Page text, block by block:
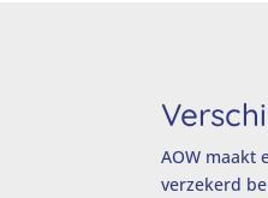
AOW maakt
verzekerd